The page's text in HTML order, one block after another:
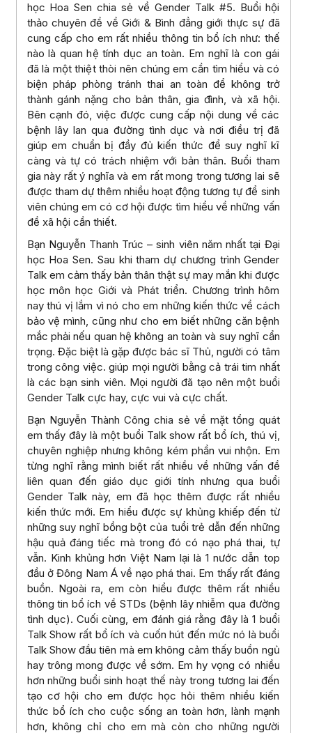
học Hoa Sen chia sẻ về Gender Talk #5. Buổi hội
thảo chuyên đề về Giới & Bình đẳng giới thực sự đã
cung cấp cho em rất nhiều thông tin bổ ích như: thế
nào là quan hệ tính dục an toàn. Em nghĩ là con gái
đã là một thiệt thòi nên chúng em cần tìm hiểu và có
biện pháp phòng tránh thai an toàn để không trở
thành gánh nặng cho bản thân, gia đình, và xã hội.
Bên cạnh đó, việc được cung cấp nội dung về các
bệnh lây lan qua đường tình dục và nơi điều trị đã
giúp em chuẩn bị đầy đủ kiến thức để suy nghĩ kĩ
càng và tự có trách nhiệm với bản thân. Buổi tham
gia này rất ý nghĩa và em rất mong trong tương lai sẽ
được tham dự thêm nhiều hoạt động tương tự để sinh
viên chúng em có cơ hội được tìm hiểu về những vấn
đề xã hội cần thiết.
Bạn Nguyễn Thanh Trúc – sinh viên năm nhất tại Đại
học Hoa Sen. Sau khi tham dự chương trình Gender
Talk em cảm thấy bản thân thật sự may mắn khi được
học môn học Giới và Phát triển. Chương trình hôm
nay thú vị lắm vì nó cho em những kiến thức về cách
bảo vệ mình, cũng như cho em biết những căn bệnh
mắc phải nếu quan hệ không an toàn và suy nghĩ cẩn
trọng. Đặc biệt là gặp được bác sĩ Thủ, người có tâm
trong công việc. giúp mọi người bằng cả trái tim nhất
là các bạn sinh viên. Mọi người đã tạo nên một buổi
Gender Talk cực hay, cực vui và cực chất.
Bạn Nguyễn Thành Công chia sẻ về mặt tổng quát
em thấy đây là một buổi Talk show rất bổ ích, thú vị,
chuyên nghiệp nhưng không kém phần vui nhộn. Em
từng nghĩ rằng mình biết rất nhiều về những vấn đề
liên quan đến giáo dục giới tính nhưng qua buổi
Gender Talk này, em đã học thêm được rất nhiều
kiến thức mới. Em hiểu được sự khủng khiếp đến từ
những suy nghĩ bồng bột của tuổi trẻ dẫn đến những
hậu quả đáng tiếc mà trong đó có nạo phá thai, tự
vẫn. Kinh khủng hơn Việt Nam lại là 1 nước dẫn top
đầu ở Đông Nam Á về nạo phá thai. Em thấy rất đáng
buồn. Ngoài ra, em còn hiểu được thêm rất nhiều
thông tin bổ ích về STDs (bệnh lây nhiễm qua đường
tình dục). Cuối cùng, em đánh giá rằng đây là 1 buổi
Talk Show rất bổ ích và cuốn hút đến mức nó là buổi
Talk Show đầu tiên mà em không cảm thấy buồn ngủ
hay trông mong được về sớm. Em hy vọng có nhiều
hơn những buổi sinh hoạt thế này trong tương lai đến
tạo cơ hội cho em được học hỏi thêm nhiều kiến
thức bổ ích cho cuộc sống an toàn hơn, lành mạnh
hơn, không chỉ cho em mà còn cho những người